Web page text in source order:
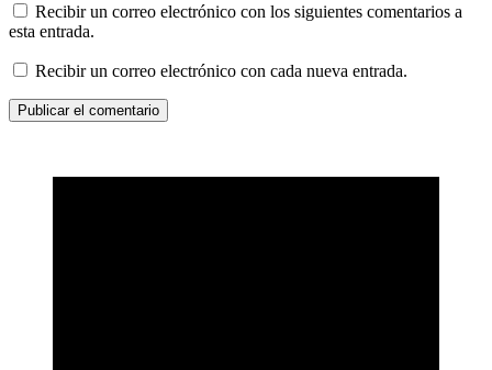
Recibir un correo electrónico con los siguientes comentarios a
esta entrada.
Recibir un correo electrónico con cada nueva entrada.